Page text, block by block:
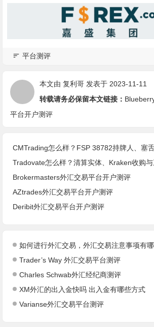
平台测评
本文由复利哥 发表于 2023-11-11
转载请务必保留本文链接：
平台开户测评
Brokermasters外汇交易平台开户测评
AZtrades外汇交易平台开户测评
Deribit外汇交易平台开户测评
如何进行外汇交易，外汇交易注意事项有
Trader’s Way 外汇交易平台测评
Charles Schwab外汇经纪商测评
XM外汇的出入金快吗 出入金有哪些方式
Varianse外汇交易平台测评